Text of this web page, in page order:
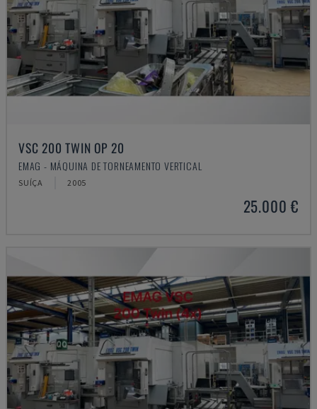
VSC 200 TWIN OP 20
EMAG - MÁQUINA DE TORNEAMENTO VERTICAL
SUÍÇA 2005
25.000 €